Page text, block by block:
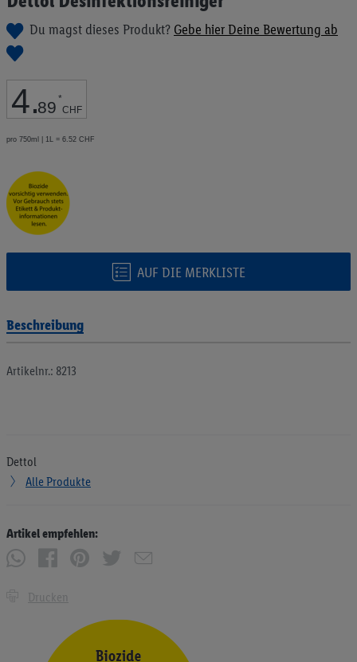
Du magst dieses Produkt? Gebe hier Deine Bewertung ab
4.89 *
CHF
pro 750ml | 1L = 6.52 CHF
AUF DIE MERKLISTE
Anfang
der
Bildgalerie
springen
Beschreibung
Artikelnr.: 8213
Dettol
Alle Produkte
Artikel empfehlen:
Drucken